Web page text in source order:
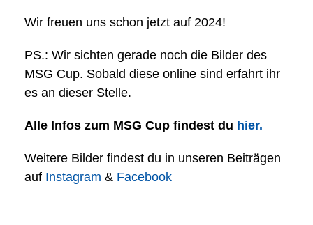
Wir freuen uns schon jetzt auf 2024!
PS.: Wir sichten gerade noch die Bilder des
MSG Cup. Sobald diese online sind erfahrt ihr
es an dieser Stelle.
Alle Infos zum MSG Cup findest du hier.
Weitere Bilder findest du in unseren Beiträgen
auf Instagram & Facebook